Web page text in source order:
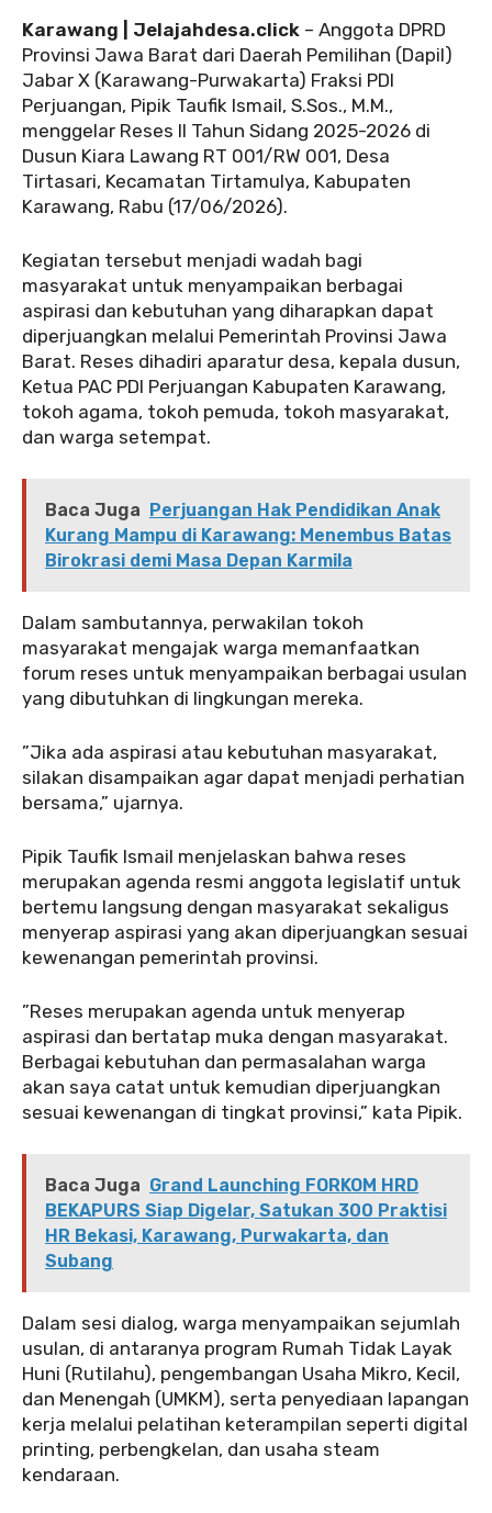
Karawang | Jelajahdesa.click – Anggota DPRD
Provinsi Jawa Barat dari Daerah Pemilihan (Dapil)
Jabar X (Karawang-Purwakarta) Fraksi PDI
Perjuangan, Pipik Taufik Ismail, S.Sos., M.M.,
menggelar Reses II Tahun Sidang 2025-2026 di
Dusun Kiara Lawang RT 001/RW 001, Desa
Tirtasari, Kecamatan Tirtamulya, Kabupaten
Karawang, Rabu (17/06/2026).
‎Kegiatan tersebut menjadi wadah bagi
masyarakat untuk menyampaikan berbagai
aspirasi dan kebutuhan yang diharapkan dapat
diperjuangkan melalui Pemerintah Provinsi Jawa
Barat. Reses dihadiri aparatur desa, kepala dusun,
Ketua PAC PDI Perjuangan Kabupaten Karawang,
tokoh agama, tokoh pemuda, tokoh masyarakat,
dan warga setempat.
Baca Juga Perjuangan Hak Pendidikan Anak
Kurang Mampu di Karawang: Menembus Batas
Birokrasi demi Masa Depan Karmila
‎Dalam sambutannya, perwakilan tokoh
masyarakat mengajak warga memanfaatkan
forum reses untuk menyampaikan berbagai usulan
yang dibutuhkan di lingkungan mereka.
‎”Jika ada aspirasi atau kebutuhan masyarakat,
silakan disampaikan agar dapat menjadi perhatian
bersama,” ujarnya.
‎Pipik Taufik Ismail menjelaskan bahwa reses
merupakan agenda resmi anggota legislatif untuk
bertemu langsung dengan masyarakat sekaligus
menyerap aspirasi yang akan diperjuangkan sesuai
kewenangan pemerintah provinsi.
‎”Reses merupakan agenda untuk menyerap
aspirasi dan bertatap muka dengan masyarakat.
Berbagai kebutuhan dan permasalahan warga
akan saya catat untuk kemudian diperjuangkan
sesuai kewenangan di tingkat provinsi,” kata Pipik.
Baca Juga Grand Launching FORKOM HRD
BEKAPURS Siap Digelar, Satukan 300 Praktisi
HR Bekasi, Karawang, Purwakarta, dan
Subang
‎Dalam sesi dialog, warga menyampaikan sejumlah
usulan, di antaranya program Rumah Tidak Layak
Huni (Rutilahu), pengembangan Usaha Mikro, Kecil,
dan Menengah (UMKM), serta penyediaan lapangan
kerja melalui pelatihan keterampilan seperti digital
printing, perbengkelan, dan usaha steam
kendaraan.